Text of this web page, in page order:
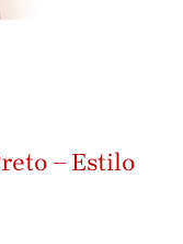
– Estilo